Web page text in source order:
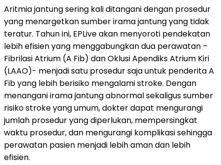
Aritmia jantung sering kali ditangani dengan prosedur
yang menargetkan sumber irama jantung yang tidak
teratur. Tahun ini, EPLive akan menyoroti pendekatan
lebih efisien yang menggabungkan dua perawatan –
Fibrilasi Atrium (A Fib) dan Oklusi Apendiks Atrium Kiri
(LAAO)- menjadi satu prosedur saja untuk penderita A
Fib yang lebih berisiko mengalami stroke. Dengan
menangani irama jantung abnormal sekaligus sumber
risiko stroke yang umum, dokter dapat mengurangi
jumlah prosedur yang diperlukan, mempersingkat
waktu prosedur, dan mengurangi komplikasi sehingga
perawatan pasien menjadi lebih aman dan lebih
efisien.